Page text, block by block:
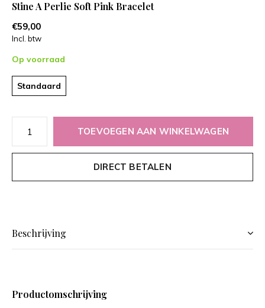
Stine A Perlie Soft Pink Bracelet
€59,00
Incl. btw
Op voorraad
Standaard
TOEVOEGEN AAN WINKELWAGEN
DIRECT BETALEN
Beschrijving
Productomschrijving